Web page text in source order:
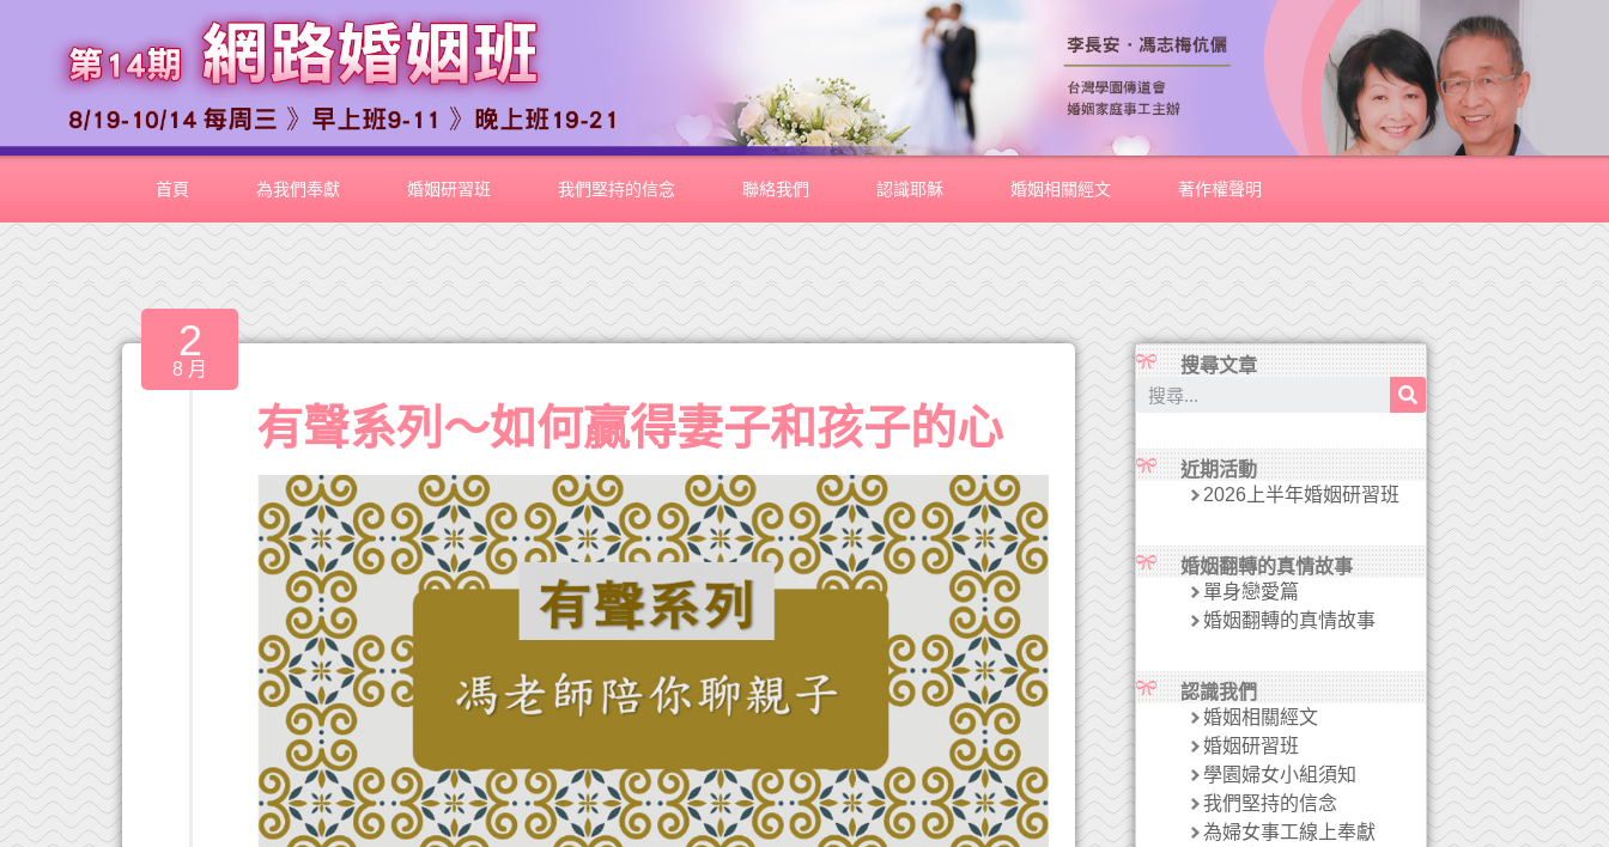
首頁 為我們奉獻 婚姻研習班 我們堅持的信念 聯絡我們 認識耶穌 婚姻相關經文 著作權聲明
2
8 月
有聲系列～如何贏得妻子和孩子的心
搜尋文章
近期活動
2026上半年婚姻研習班
婚姻翻轉的真情故事
單身戀愛篇
婚姻翻轉的真情故事
認識我們
婚姻相關經文
婚姻研習班
學園婦女小組須知
我們堅持的信念
為婦女事工線上奉獻